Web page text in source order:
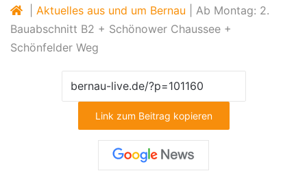
Aktuelles aus und um Bernau
Ab Montag: 2.
Bauabschnitt B2 + Schönower Chaussee +
Schönfelder Weg
Link zum Beitrag kopieren